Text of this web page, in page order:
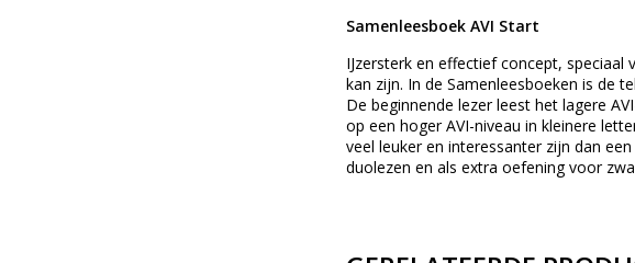
Samenleesboek AVI Start
IJzersterk en effectief concept,
kan zijn. In de Samenleesboeken is de
De beginnende lezer leest het lagere
op een hoger AVI-niveau in kleinere
veel leuker en interessanter zijn dan
duolezen en als extra oefening voor